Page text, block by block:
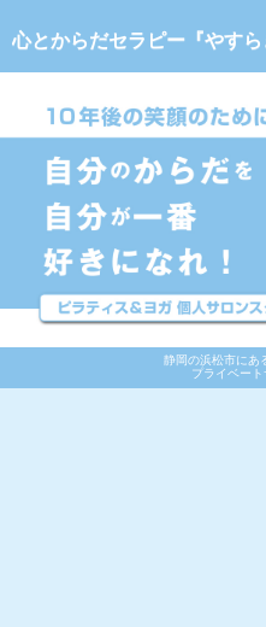
静岡の浜松市にあ
プライベー
心とからだセラピー『やすら